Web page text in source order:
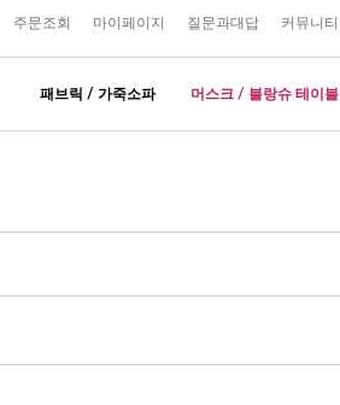
주문조회 마이페이지 질문과대답 커뮤니티
패브릭 / 가죽소파 머스크 / 블랑슈 테이블